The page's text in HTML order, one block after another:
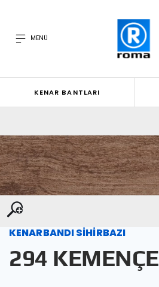
MENÜ
KENAR BANTLARI
KENARBANDI SİHİRBAZI
294 KEMENÇE